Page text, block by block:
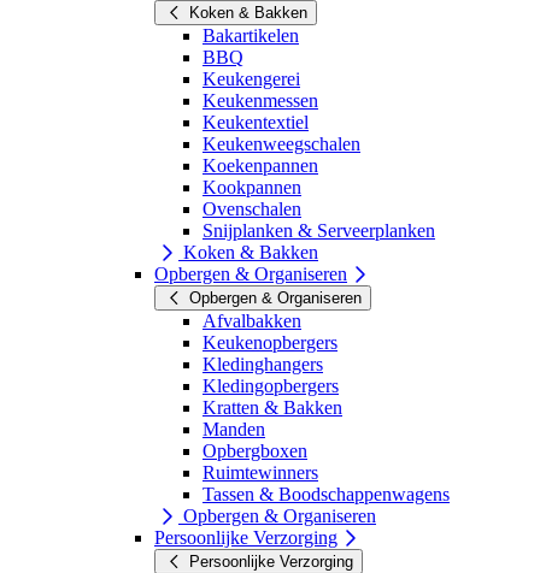
Koken & Bakken
Bakartikelen
BBQ
Keukengerei
Keukenmessen
Keukentextiel
Keukenweegschalen
Koekenpannen
Kookpannen
Ovenschalen
Snijplanken & Serveerplanken
Koken & Bakken
Opbergen & Organiseren
Opbergen & Organiseren
Afvalbakken
Keukenopbergers
Kledinghangers
Kledingopbergers
Kratten & Bakken
Manden
Opbergboxen
Ruimtewinners
Tassen & Boodschappenwagens
Opbergen & Organiseren
Persoonlijke Verzorging
Persoonlijke Verzorging